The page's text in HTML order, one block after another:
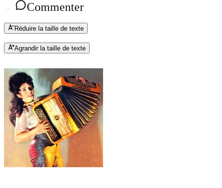
Commenter
Réduire la taille de texte
Agrandir la taille de texte